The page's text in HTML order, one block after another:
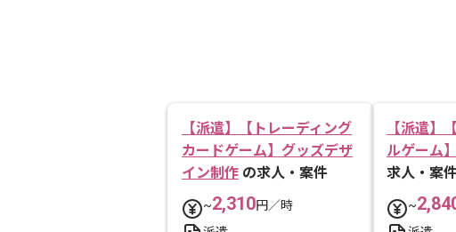
【派遣】【トレーディング
カードゲーム】グッズデザ
イン制作 の求人・案件
~2,310円／時
【派遣】
ルゲーム
求人・案件
~